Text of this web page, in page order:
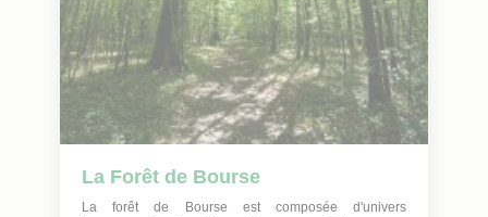
La Forêt de Bourse
La forêt de Bourse est composée d'univers